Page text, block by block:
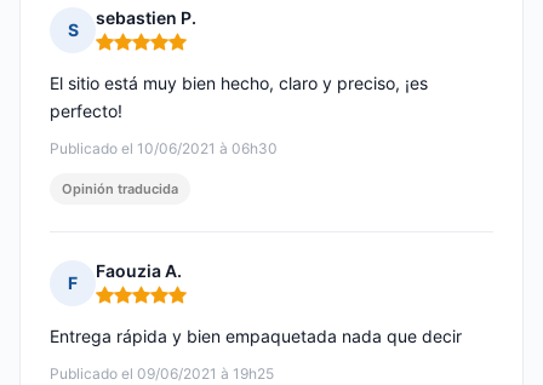
S
sebastien P.
Nota: 5 de 5
Publicado el 10/06/2021 à 06h30
El sitio está muy bien hecho, claro y preciso, ¡es
perfecto!
Opinión traducida
F
Faouzia A.
Nota: 5 de 5
Publicado el 09/06/2021 à 19h25
Entrega rápida y bien empaquetada nada que decir